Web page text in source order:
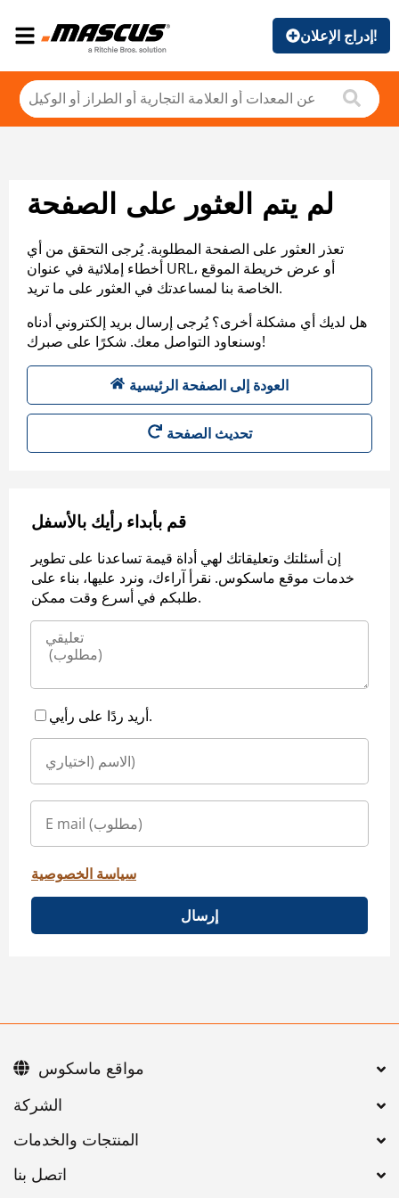
إدراج الإعلان!
لم يتم العثور على الصفحة
تعذر العثور على الصفحة المطلوبة. يُرجى التحقق من أي
أخطاء إملائية في عنوان URL، أو عرض خريطة الموقع
الخاصة بنا لمساعدتك في العثور على ما تريد.
هل لديك أي مشكلة أخرى؟ يُرجى إرسال بريد إلكتروني أدناه
وسنعاود التواصل معك. شكرًا على صبرك!
العودة إلى الصفحة الرئيسية
تحديث الصفحة
قم بأبداء رأيك بالأسفل
إن أسئلتك وتعليقاتك لهي أداة قيمة تساعدنا على تطوير
خدمات موقع ماسكوس. نقرأ آراءك، ونرد عليها، بناء على
طلبكم في أسرع وقت ممكن.
أريد ردًا على رأيي.
سياسة الخصوصية
إرسال
اتصل بنا
مواقع ماسكوس